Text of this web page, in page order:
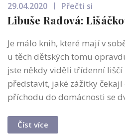
29.04.2020 Přečti si
Libuše Radová:
Je málo knih, které mají v
u těch dětských tomu
jste někdy viděli třídenní liščí
představit, jaké zážitky
příchodu do domácnosti se
Číst více